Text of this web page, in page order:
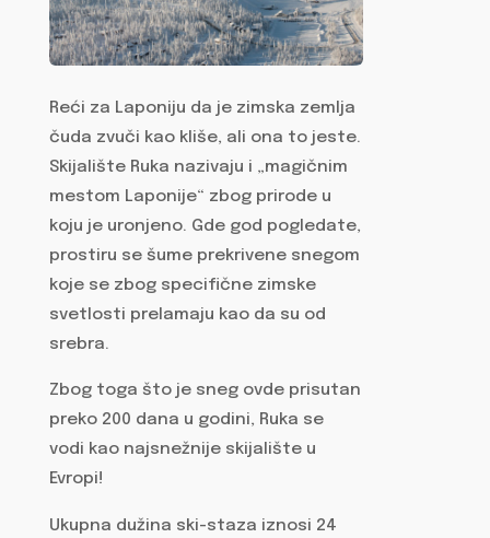
Reći za Laponiju da je zimska zemlja
čuda zvuči kao kliše, ali ona to jeste.
Skijalište Ruka nazivaju i „magičnim
mestom Laponije“ zbog prirode u
koju je uronjeno. Gde god pogledate,
prostiru se šume prekrivene snegom
koje se zbog specifične zimske
svetlosti prelamaju kao da su od
srebra.
Zbog toga što je sneg ovde prisutan
preko 200 dana u godini, Ruka se
vodi kao najsnežnije skijalište u
Evropi!
Ukupna dužina ski-staza iznosi 24